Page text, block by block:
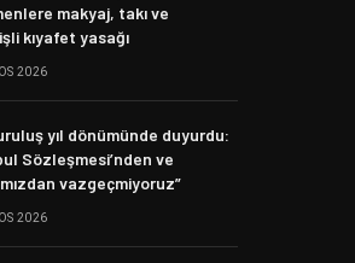
makyaj, takı ve
kıyafet yasağı
2026
yıl dönümünde duyurdu:
Sözleşmesi’nden ve
vazgeçmiyoruz”
2026